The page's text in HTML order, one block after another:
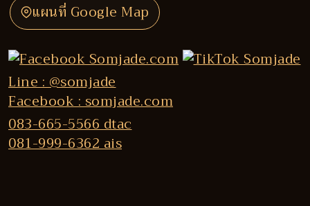
แผนที่ Google Map
Line : @somjade
Facebook : somjade.com
083-665-5566 dtac
081-999-6362 ais